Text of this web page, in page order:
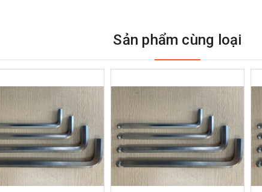
Sản phẩm cùng loại